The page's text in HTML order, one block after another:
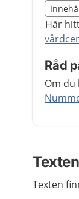
Nedan
Här
Råd
Om du
Slut
Texten